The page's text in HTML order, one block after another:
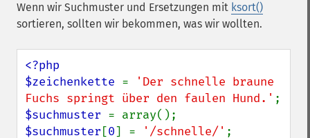
Wenn wir Suchmuster und Ersetzungen mit ksort()
sortieren, sollten wir bekommen, was wir wollten.
<?php
$zeichenkette =
'Der schnelle braune
Fuchs springt über den faulen Hund.'
$suchmuster
$suchmuster [0] = '/schnelle/'